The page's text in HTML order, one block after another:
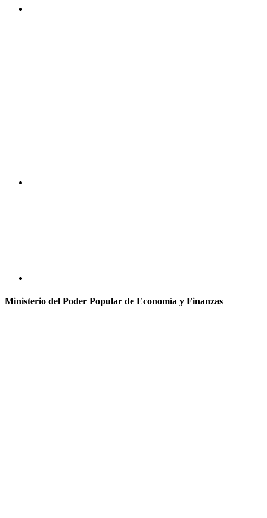
Ministerio del Poder Popular de Economía y Finanzas